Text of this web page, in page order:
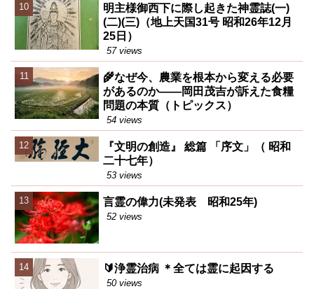
明主様御西下に際し起きた神霊誌(一)
(二)(三)（地上天国31号 昭和26年12月
25日）
57 views
🌾なぜ今、農業を根本から変える必要
があるのか――岡田茂吉が訴えた食糧
問題の本質（トピックス）
54 views
『文明の創造』 総篇 「序文」（ 昭和
二十七年）
53 views
言霊の偉力(未発表 昭和25年)
52 views
🔰浄霊治病 ＊全ては霊に起因する
50 views